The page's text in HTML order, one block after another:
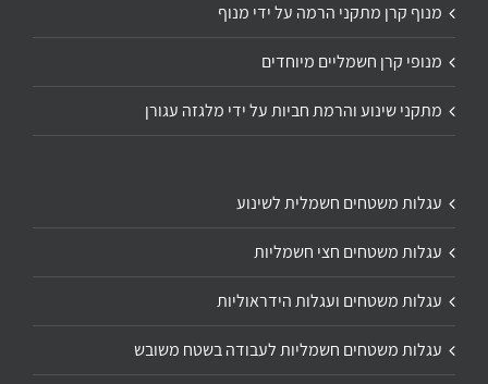
מנוף קרן מתקני הרמה על ידי מנוף
מנופי קרן חשמליים מיוחדים
מתקני שינוע והרמת חביות על ידי מלגזה עגורן
עגלות משטחים חשמלית לשינוע
עגלות משטחים חצי חשמליות
עגלות משטחים ועגלות הידראוליות
עגלות משטחים חשמליות לעבודה בשטח משובש